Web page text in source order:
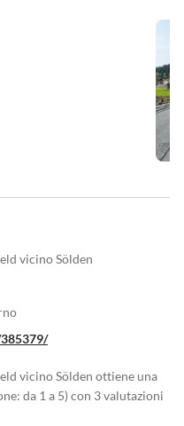
vicino Sölden
vicino Sölden ottiene una
da 1 a 5) con 3 valutazioni